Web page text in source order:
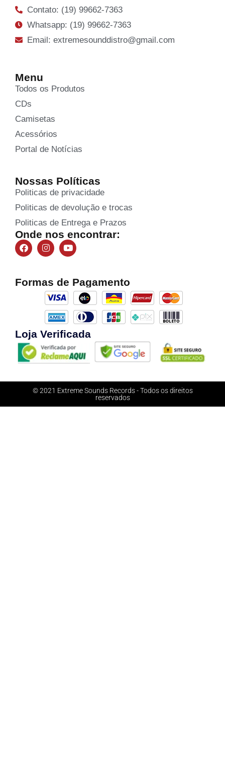
Contato: (19) 99662-7363
Whatsapp: (19) 99662-7363
Email: extremesounddistro@gmail.com
Menu
Todos os Produtos
CDs
Camisetas
Acessórios
Portal de Notícias
Nossas Políticas
Politicas de privacidade
Politicas de devolução e trocas
Politicas de Entrega e Prazos
Onde nos encontrar:
Formas de Pagamento
Loja Verificada
© 2021 Extreme Sounds Records - Todos os direitos
reservados